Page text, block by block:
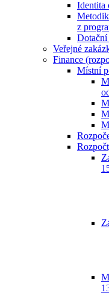
Identita
z
Veřejné
Finance
Místní